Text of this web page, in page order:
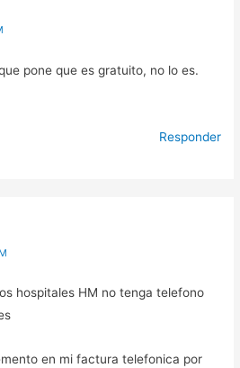
pone que es gratuito, no lo es.
Responder
hospitales HM no tenga telefono
en mi factura telefonica por